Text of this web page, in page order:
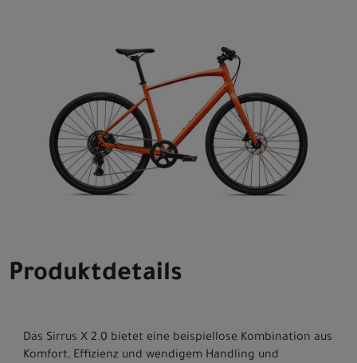
Produktdetails
Das Sirrus X 2.0 bietet eine beispiellose Kombination aus
Komfort, Effizienz und wendigem Handling und